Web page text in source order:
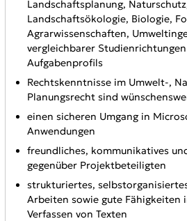
Landschaftsplanung,
Landschaftsökologie, Biologie,
Agrarwissenschaften,
vergleichbarer
Aufgabenprofils
Rechtskenntnisse im Umwelt-,
Planungsrecht sind
einen sicheren Umgang in
Anwendungen
freundliches, kommunikatives
gegenüber Projektbeteiligten
strukturiertes,
Arbeiten sowie gute Fähigkeiten
Verfassen von Texten